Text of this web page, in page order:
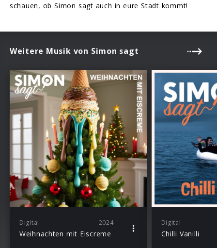
schauen, ob Simon sagt auch in eure Stadt kommt!
Weitere Musik von Simon sagt
Digital 2024
Weihnachten mit Eiscreme
Digital
Chilli Vanilli